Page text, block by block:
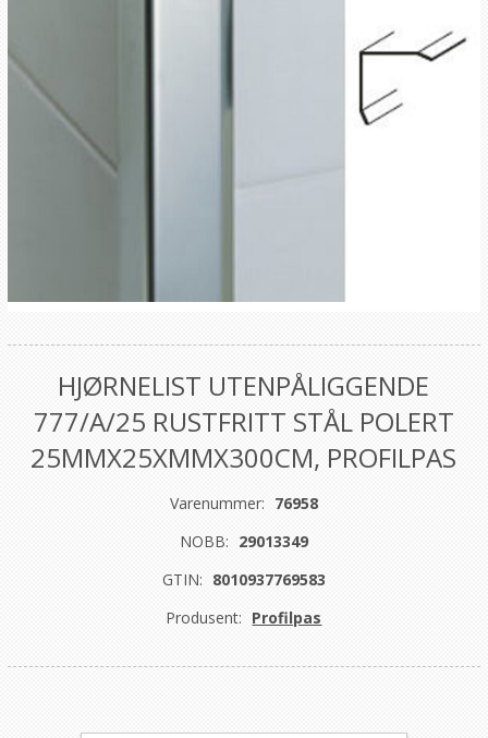
HJØRNELIST UTENPÅLIGGENDE
777/A/25 RUSTFRITT STÅL POLERT
25MMX25XMMX300CM, PROFILPAS
Varenummer: 76958
NOBB: 29013349
GTIN: 8010937769583
Produsent: Profilpas